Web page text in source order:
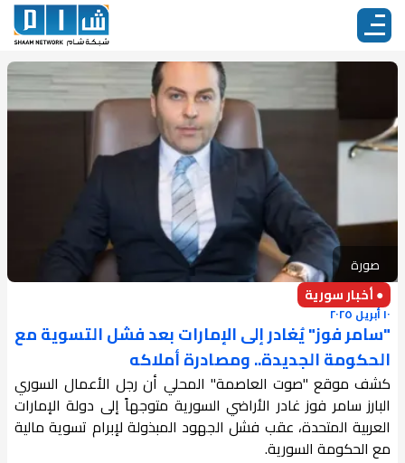
صورة
● أخبار سورية
١٠ أبريل ٢٠٢٥
"سامر فوز" يُغادر إلى الإمارات بعد فشل التسوية مع
الحكومة الجديدة.. ومصادرة أملاكه
كشف موقع "صوت العاصمة" المحلي أن رجل الأعمال السوري
البارز سامر فوز غادر الأراضي السورية متوجهاً إلى دولة الإمارات
العربية المتحدة، عقب فشل الجهود المبذولة لإبرام تسوية مالية
مع الحكومة السورية.